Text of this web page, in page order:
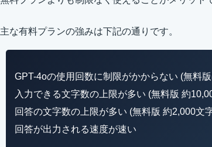
主な有料プランの強みは下記の通りです。
GPT-4oの使用回数に制限がかからない (無料
入力できる文字数の上限が多い (無料版 約
回答の文字数の上限が多い (無料版 約2,000文
回答が出力される速度が速い